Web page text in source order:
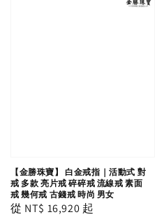
【金勝珠寶】 白金戒指｜活動式 對
戒 多款 亮片戒 碎碎戒 流線戒 素面
戒 幾何戒 古錢戒 時尚 男女
Regular
從 NT$ 16,920 起